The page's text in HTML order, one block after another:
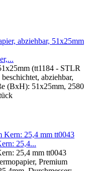
(tt1184 - STLR
abziehbar,
(BxH): 51x25mm, 2580
25,4...
25,4 mm tt0043
Premium